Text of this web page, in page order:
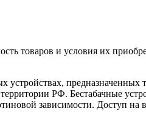
товаров и условия их
РФ. Бестабачные
зависимости. Доступ